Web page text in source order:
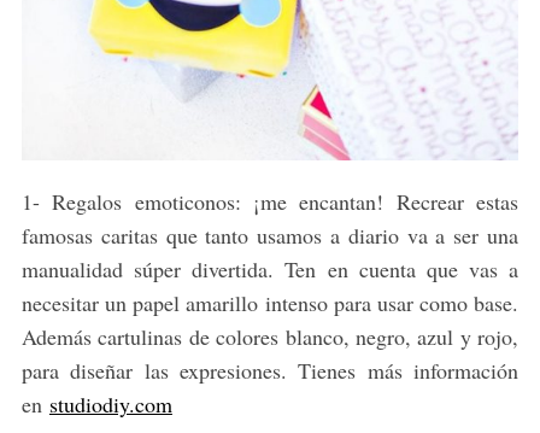
1- Regalos emoticonos: ¡me encantan! Recrear estas
famosas caritas que tanto usamos a diario va a ser una
manualidad súper divertida. Ten en cuenta que vas a
necesitar un papel amarillo intenso para usar como base.
Además cartulinas de colores blanco, negro, azul y rojo,
para diseñar las expresiones. Tienes más información
en studiodiy.com